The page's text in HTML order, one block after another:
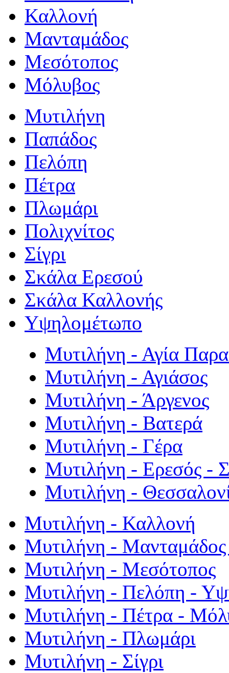
Καλλονή
Μανταμάδος
Μεσότοπος
Μόλυβος
Μυτιλήνη
Παπάδος
Πελόπη
Πέτρα
Πλωμάρι
Πολιχνίτος
Σίγρι
Σκάλα Ερεσού
Σκάλα Καλλονής
Υψηλομέτωπο
Μυτιλήνη - Αγία
Μυτιλήνη - Αγιάσος
Μυτιλήνη - Άργενος
Μυτιλήνη - Βατερά
Μυτιλήνη - Γέρα
Μυτιλήνη - Ερεσός -
Μυτιλήνη -
Μυτιλήνη - Καλλονή
Μυτιλήνη - Μανταμάδος
Μυτιλήνη - Μεσότοπος
Μυτιλήνη - Πελόπη -
Μυτιλήνη - Πέτρα -
Μυτιλήνη - Πλωμάρι
Μυτιλήνη - Σίγρι